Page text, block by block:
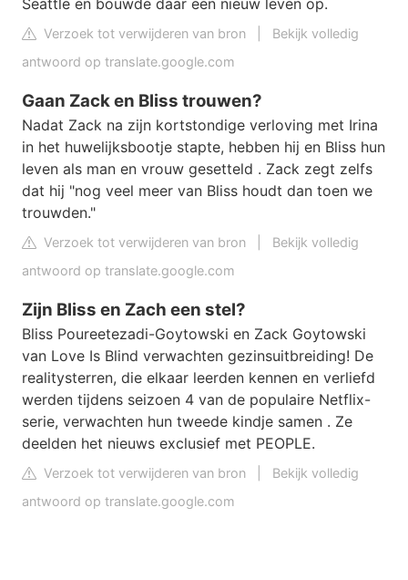
Seattle en bouwde daar een nieuw leven op.
Verzoek tot verwijderen van bron
Bekijk volledig
antwoord op translate.google.com
Gaan Zack en Bliss trouwen?
Nadat Zack na zijn kortstondige verloving met Irina
in het huwelijksbootje stapte, hebben hij en Bliss hun
leven als man en vrouw gesetteld . Zack zegt zelfs
dat hij "nog veel meer van Bliss houdt dan toen we
trouwden."
Verzoek tot verwijderen van bron
Bekijk volledig
antwoord op translate.google.com
Zijn Bliss en Zach een stel?
Bliss Poureetezadi-Goytowski en Zack Goytowski
van Love Is Blind verwachten gezinsuitbreiding! De
realitysterren, die elkaar leerden kennen en verliefd
werden tijdens seizoen 4 van de populaire Netflix-
serie, verwachten hun tweede kindje samen . Ze
deelden het nieuws exclusief met PEOPLE.
Verzoek tot verwijderen van bron
Bekijk volledig
antwoord op translate.google.com